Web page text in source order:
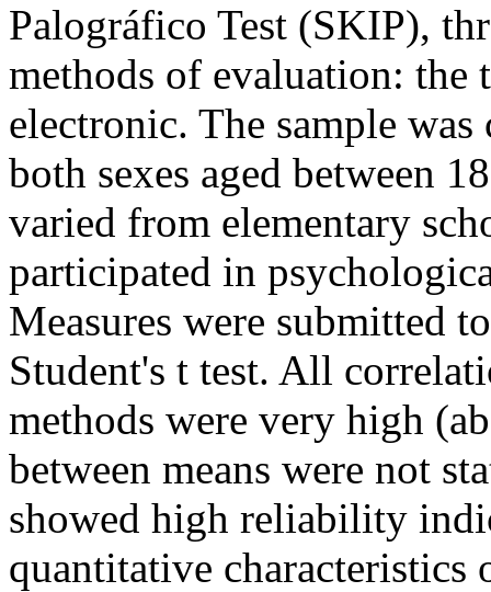
Palográfico Test (SKIP),
methods of evaluation: the
electronic. The sample
both sexes aged between
varied from elementary
participated in
Measures were submitted
Student's t test. All
methods were very high
between means were not
showed high reliability
quantitative characteristics